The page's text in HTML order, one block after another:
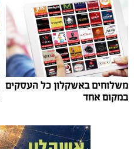
משלוחים באשקלון כל העסקים
במקום אחד